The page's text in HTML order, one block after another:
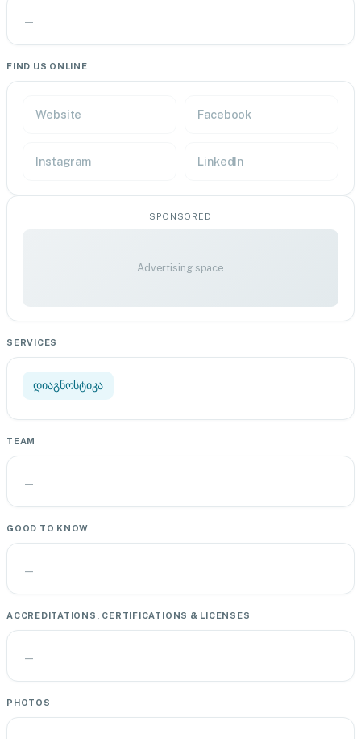
—
FIND US ONLINE
Website Facebook
Instagram LinkedIn
SPONSORED
Advertising space
SERVICES
დიაგნოსტიკა
TEAM
—
GOOD TO KNOW
—
ACCREDITATIONS, CERTIFICATIONS & LICENSES
—
PHOTOS